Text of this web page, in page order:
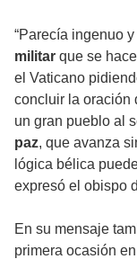
“Parecía ingenuo
militar que se
el Vaticano
concluir la oración
un gran pueblo al
paz, que avanza
lógica bélica
expresó el obispo
En su mensaje
primera ocasión